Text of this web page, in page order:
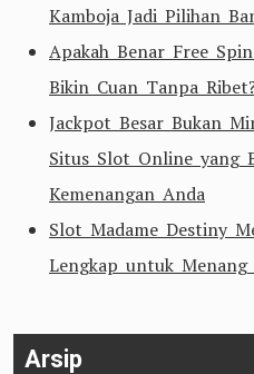
Kamboja Jadi Pilihan
Apakah Benar Free
Bikin Cuan Tanpa
Jackpot Besar Bukan
Situs Slot Online yang
Kemenangan Anda
Slot Madame Destiny
Lengkap untuk Menang
Arsip